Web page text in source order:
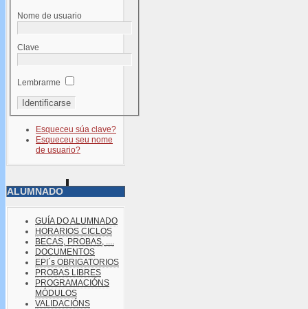
Nome de usuario
Clave
Lembrarme
Esqueceu súa clave?
Esqueceu seu nome
de usuario?
ALUMNADO
GUÍA DO ALUMNADO
HORARIOS CICLOS
BECAS, PROBAS, ....
DOCUMENTOS
EPI´s OBRIGATORIOS
PROBAS LIBRES
PROGRAMACIÓNS
MÓDULOS
VALIDACIÓNS